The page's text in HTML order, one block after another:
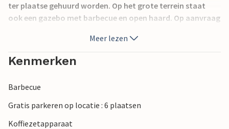
ter plaatse gehuurd worden. Op het grote terrein staat
ook een gazebo met barbecue en open haard. Op aanvraag
Meer lezen
Kenmerken
Barbecue
Gratis parkeren op locatie : 6 plaatsen
Koffiezetapparaat